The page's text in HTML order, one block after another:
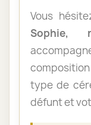
Vous
Sophie,
type de
défunt et